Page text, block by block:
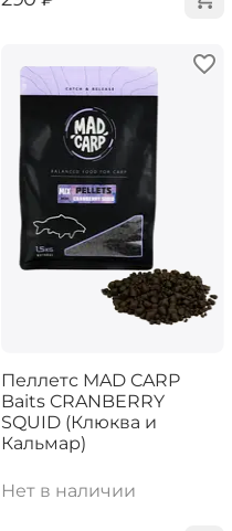
Пеллетс MAD CARP
Baits CRANBERRY
SQUID (Клюква и
Кальмар)
Нет в наличии